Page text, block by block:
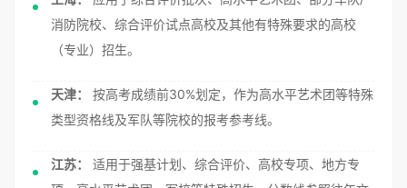
消防院校、综合评价试点高校及其他有特殊要求的高校
（专业）招生。
天津：
按高考成绩前30%划定，作为高水平艺术团等特殊
类型资格线及军队等院校的报考参考线。
江苏：
适用于强基计划、综合评价、高校专项、地方专